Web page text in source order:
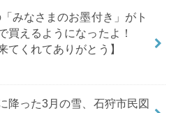
みなさまのお墨付き」がト
買えるようになったよ！
てくれてありがとう】
降った3月の雪、石狩市民図